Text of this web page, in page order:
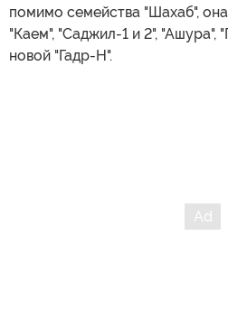
помимо семейства "Шахаб",
"Каем", "Саджил-1 и 2", "Ашура",
новой "Гадр-H".